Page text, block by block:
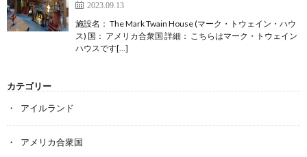
2023.09.13
施設名： The Mark Twain House (マーク・トウェイン・ハウ
ス) 国： アメリカ合衆国 詳細： こちらはマーク・トウェイン
ハウスです[…]
カテゴリー
アイルランド
アメリカ合衆国